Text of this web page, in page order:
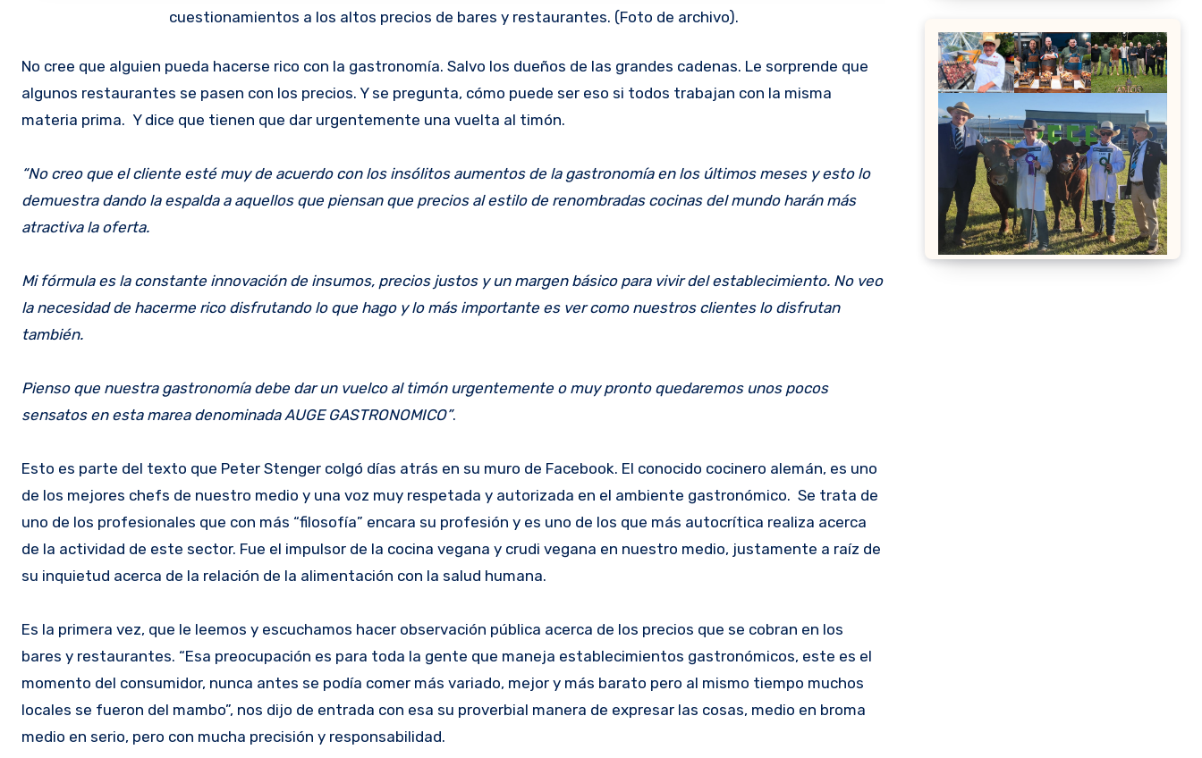
cuestionamientos a los altos precios de bares y restaurantes. (Foto de archivo).
No cree que alguien pueda hacerse rico con la gastronomía. Salvo los dueños de las grandes cadenas. Le sorprende que
algunos restaurantes se pasen con los precios. Y se pregunta, cómo puede ser eso si todos trabajan con la misma
materia prima. Y dice que tienen que dar urgentemente una vuelta al timón.
“No creo que el cliente esté muy de acuerdo con los insólitos aumentos de la gastronomía en los últimos meses y esto lo
demuestra dando la espalda a aquellos que piensan que precios al estilo de renombradas cocinas del mundo harán más
atractiva la oferta.
Mi fórmula es la constante innovación de insumos, precios justos y un margen básico para vivir del establecimiento. No veo
la necesidad de hacerme rico disfrutando lo que hago y lo más importante es ver como nuestros clientes lo disfrutan
también.
Pienso que nuestra gastronomía debe dar un vuelco al timón urgentemente o muy pronto quedaremos unos pocos
sensatos en esta marea denominada AUGE GASTRONOMICO”.
Esto es parte del texto que Peter Stenger colgó días atrás en su muro de Facebook. El conocido cocinero alemán, es uno
de los mejores chefs de nuestro medio y una voz muy respetada y autorizada en el ambiente gastronómico. Se trata de
uno de los profesionales que con más “filosofía” encara su profesión y es uno de los que más autocrítica realiza acerca
de la actividad de este sector. Fue el impulsor de la cocina vegana y crudi vegana en nuestro medio, justamente a raíz de
su inquietud acerca de la relación de la alimentación con la salud humana.
Es la primera vez, que le leemos y escuchamos hacer observación pública acerca de los precios que se cobran en los
bares y restaurantes. “Esa preocupación es para toda la gente que maneja establecimientos gastronómicos, este es el
momento del consumidor, nunca antes se podía comer más variado, mejor y más barato pero al mismo tiempo muchos
locales se fueron del mambo”, nos dijo de entrada con esa su proverbial manera de expresar las cosas, medio en broma
medio en serio, pero con mucha precisión y responsabilidad.